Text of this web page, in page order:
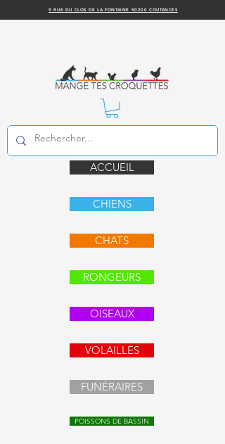
9 RUE DU CLOS DE LA FONTAINE 50200 COUTANCES
ACCUEIL
CHIENS
CHATS
RONGEURS
OISEAUX
VOLAILLES
FUNÉRAIRES
POISSONS DE BASSIN